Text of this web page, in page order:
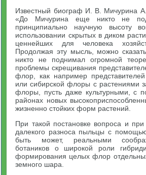
Известный биограф И. В. Мичурина
«До Мичурина еще никто не
принципиально научную высоту
использовании скрытых в диком
ценнейших для человека
Продолжая эту мысль, можно
никто не поднимал огромной
проблемы скрещивания
флор, как например представителей
или сибирской флоры с растениями
флоры, пусть даже культурными, с
районах новых
жизненно стойких форм растений.
При такой постановке вопроса и при
далекого разноса пыльцы с помощью
быть может, реальными
ботаников о широкой роли
формирования целых флор
земного шара.